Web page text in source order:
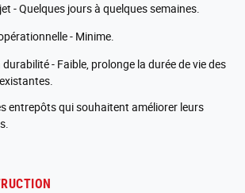
- Quelques jours à quelques semaines.
- Minime.
- Faible, prolonge la durée de vie des
entrepôts qui souhaitent améliorer leurs